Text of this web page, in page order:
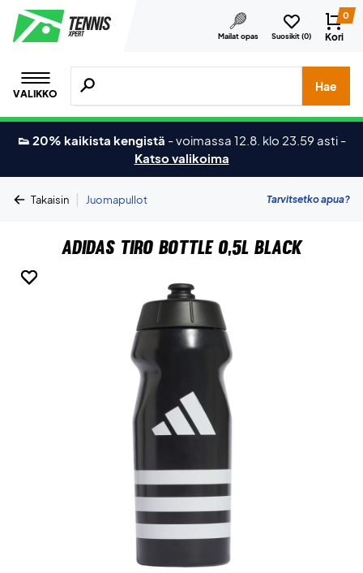
Mailat opas Suosikit (0)
0
Kori
VALIKKO
Hae tuotteita, merkkejä jne.
Hae
👟 20% kaikista kengistä -voimassa 12.8. klo 23.59 asti -
Katso valikoima
Takaisin | Juomapullot Tarvitsetko apua?
Adidas Tiro Bottle 0,5L Black